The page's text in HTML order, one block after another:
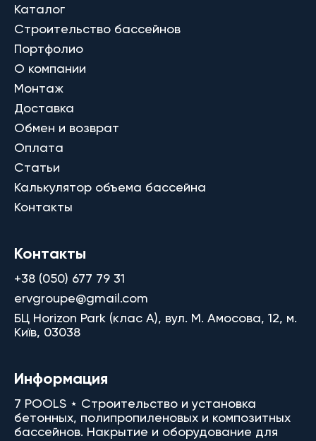
Каталог
Строительство бассейнов
Портфолио
О компании
Монтаж
Доставка
Обмен и возврат
Оплата
Статьи
Калькулятор объема бассейна
Контакты
Контакты
+38 (050) 677 79 31
ervgroupe@gmail.com
БЦ Horizon Park (клас A), вул. М. Амосова, 12, м.
Київ, 03038
Информация
7 POOLS ⋆ Строительство и установка
бетонных, полипропиленовых и композитных
бассейнов. Накрытие и оборудование для